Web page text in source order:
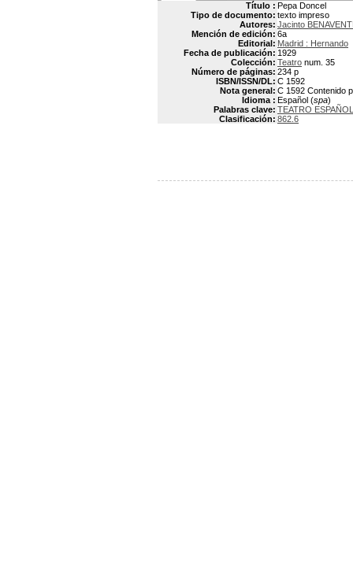
Título : Pepa Doncel
Tipo de documento: texto impreso
Autores: Jacinto
Mención de edición: 6a
Editorial: Madrid : Hernando
Fecha de publicación: 1929
Colección: Teatro num. 35
Número de páginas: 234 p
ISBN/ISSN/DL: C 1592
Nota general: C 1592 Contenido
Idioma : Español (spa)
Palabras clave: TEATRO
Clasificación: 862.6